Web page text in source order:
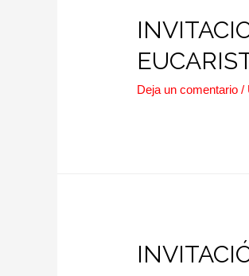
Deja un comentario /